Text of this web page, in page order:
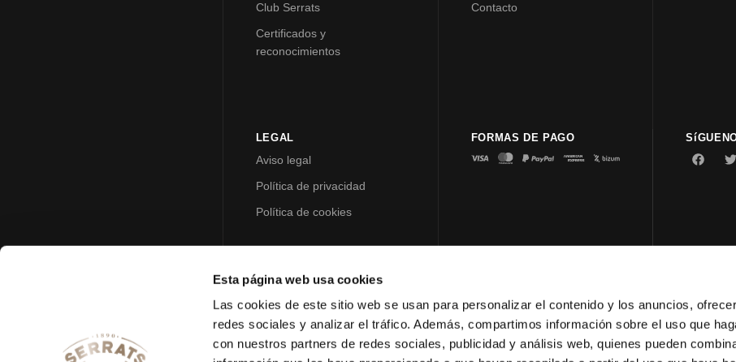
Esta página web usa cookies
Las cookies de este sitio web se usan para personalizar el contenido y los anuncios,
redes sociales y analizar el tráfico. Además, compartimos información sobre el uso que
con nuestros partners de redes sociales, publicidad y análisis web, quienes pueden
Club Serrats
Certificados y
reconocimientos
Contacto
LEGAL
Aviso legal
Política de privacidad
Política de cookies
FORMAS DE PAGO
© 2023